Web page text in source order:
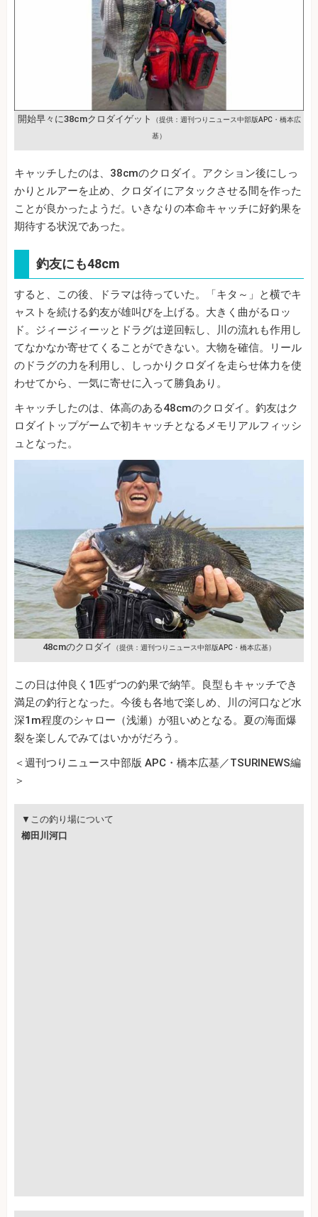
開始早々に38cmクロダイゲット （提供：週刊つりニュース中部版APC・橋本広
基）
キャッチしたのは、38cmのクロダイ。アクション後にしっ
かりとルアーを止め、クロダイにアタックさせる間を作った
ことが良かったようだ。いきなりの本命キャッチに好釣果を
期待する状況であった。
釣友にも48cm
すると、この後、ドラマは待っていた。「キタ～」と横でキ
ャストを続ける釣友が雄叫びを上げる。大きく曲がるロッ
ド。ジィージィーッとドラグは逆回転し、川の流れも作用し
てなかなか寄せてくることができない。大物を確信。リール
のドラグの力を利用し、しっかりクロダイを走らせ体力を使
わせてから、一気に寄せに入って勝負あり。
キャッチしたのは、体高のある48cmのクロダイ。釣友はク
ロダイトップゲームで初キャッチとなるメモリアルフィッシ
ュとなった。
48cmのクロダイ （提供：週刊つりニュース中部版APC・橋本広基）
この日は仲良く1匹ずつの釣果で納竿。良型もキャッチでき
満足の釣行となった。今後も各地で楽しめ、川の河口など水
深1m程度のシャロー（浅瀬）が狙いめとなる。夏の海面爆
裂を楽しんでみてはいかがだろう。
＜週刊つりニュース中部版 APC・橋本広基／TSURINEWS編
＞
▼この釣り場について
櫛田川河口